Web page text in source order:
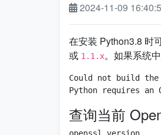
2024-11-09
在安装 Python3.8 时
或 1.1.x。如果系统
Could not build the
查询当前